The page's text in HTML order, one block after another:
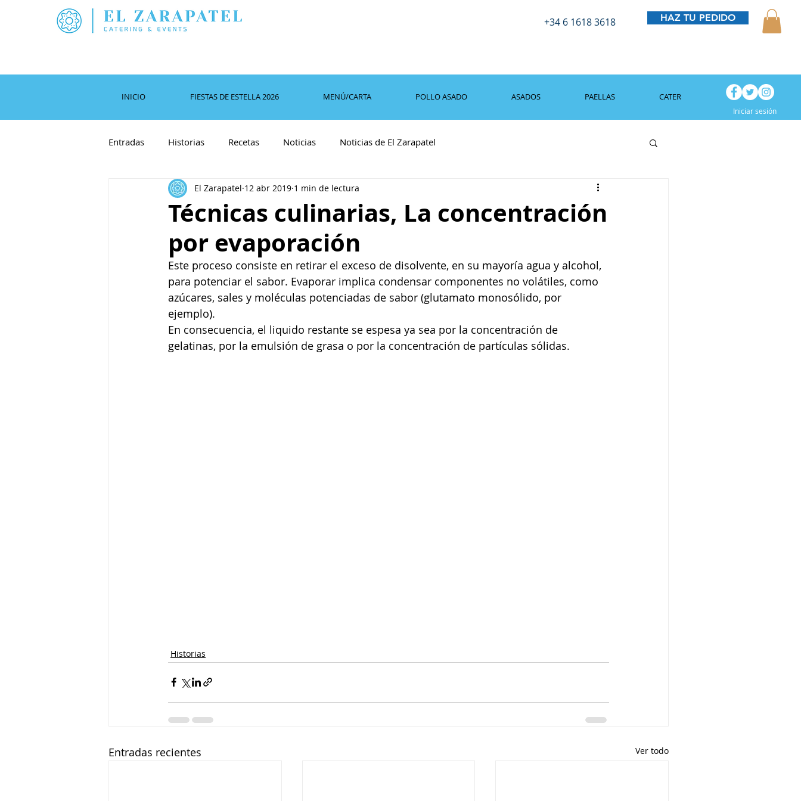
+34 6 1618 3618 HAZ TU PEDIDO
INICIO FIESTAS DE ESTELLA 2026 MENÚ/CARTA POLLO ASADO ASADOS PAELLAS CATERING BLOG
Iniciar sesión
Entradas Historias Recetas Noticias Noticias de El Zarapatel
Técnicas culinarias, La concentración
por evaporación
El Zarapatel 12 abr 2019 1 min de lectura
Este proceso consiste en retirar el exceso de disolvente, en su mayoría agua y alcohol,
para potenciar el sabor. Evaporar implica condensar componentes no volátiles, como
azúcares, sales y moléculas potenciadas de sabor (glutamato monosólido, por
ejemplo).
En consecuencia, el liquido restante se espesa ya sea por la concentración de
gelatinas, por la emulsión de grasa o por la concentración de partículas sólidas.
Historias
Entradas recientes Ver todo